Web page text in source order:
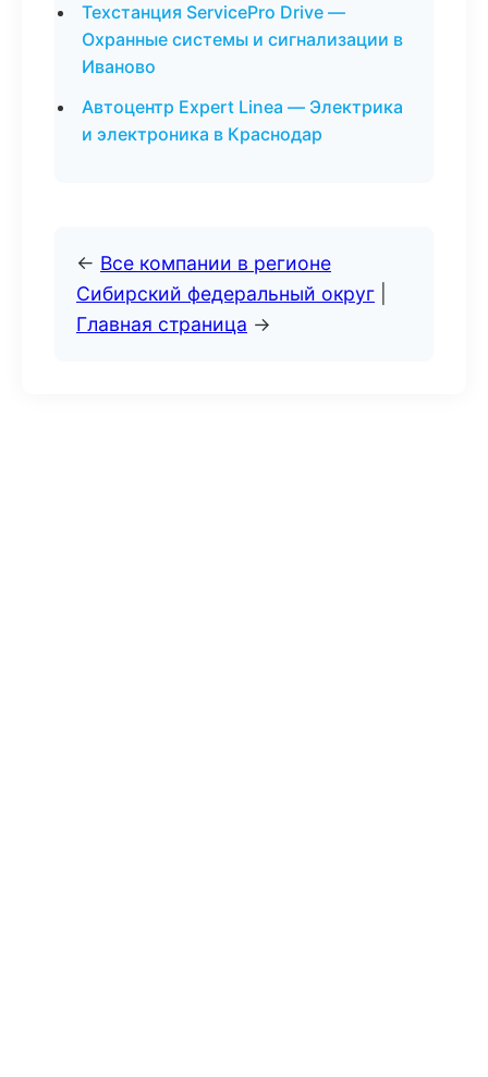
Техстанция ServicePro Drive —
Охранные системы и сигнализации в
Иваново
Автоцентр Expert Linea — Электрика
и электроника в Краснодар
← Все компании в регионе
Сибирский федеральный округ
Главная страница →